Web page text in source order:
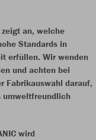
zeigt an, welche
Standards in
erfüllen. Wir wenden
und achten bei
Fabrikauswahl darauf,
umweltfreundlich
wird